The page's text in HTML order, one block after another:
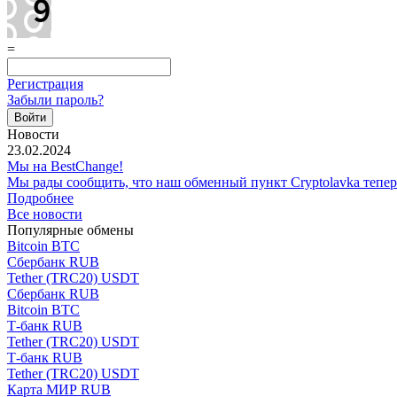
=
Регистрация
Забыли пароль?
Новости
23.02.2024
Мы на BestChange!
Мы рады сообщить, что наш обменный пункт Cryptolavka
Подробнее
Все новости
Популярные обмены
Bitcoin BTC
Сбербанк RUB
Tether (TRC20) USDT
Сбербанк RUB
Bitcoin BTC
Т-банк RUB
Tether (TRC20) USDT
Т-банк RUB
Tether (TRC20) USDT
Карта МИР RUB